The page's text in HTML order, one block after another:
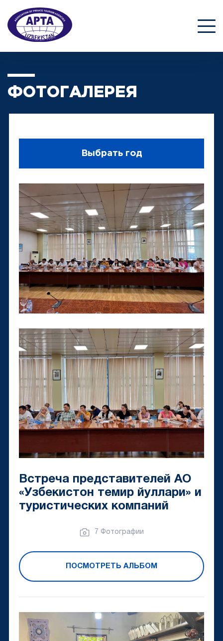
ФОТОГАЛЕРЕЯ
Встреча представителей АО
«Узбекистон темир йуллари» и
туристических компаний
ПОСМОТРЕТЬ АЛЬБОМ
7 Фотографии
Выбрать год